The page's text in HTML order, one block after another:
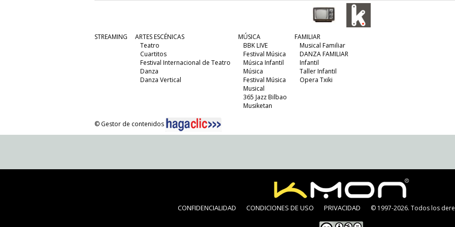
STREAMING
ARTES ESCÉNICAS
Teatro
Cuartitos
Festival Internacional de Teatro
Danza
Danza Vertical
MÚSICA
BBK LIVE
Festival Música
Música Infantil
Música
Festival Música
Musical
365 Jazz Bilbao
Musiketan
FAMILIAR
Musical Familiar
DANZA FAMILIAR
Infantil
Taller Infantil
Opera Txiki
© Gestor de contenidos
CONFIDENCIALIDAD CONDICIONES DE USO PRIVACIDAD © 1997-2026. Todos los